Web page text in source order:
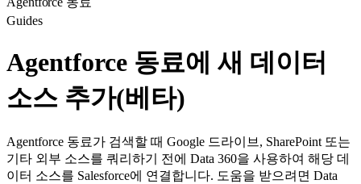
Guides
Agentforce 동료에 새 데이터
소스 추가(베타)
Agentforce 동료가 검색할 때 Google 드라이브, SharePoint 또는
기타 외부 소스를 쿼리하기 전에 Data 360을 사용하여 해당 데
이터 소스를 Salesforce에 연결합니다. 도움을 받으려면 Data